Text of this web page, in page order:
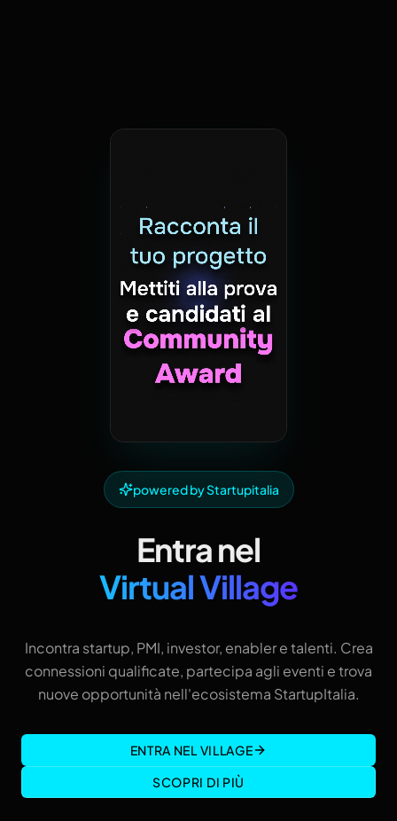
powered by Startupitalia
Entra nel
Virtual Village
Incontra startup, PMI, investor, enabler e talenti. Crea
connessioni qualificate, partecipa agli eventi e trova
nuove opportunità nell'ecosistema StartupItalia.
ENTRA NEL VILLAGE
SCOPRI DI PIÙ